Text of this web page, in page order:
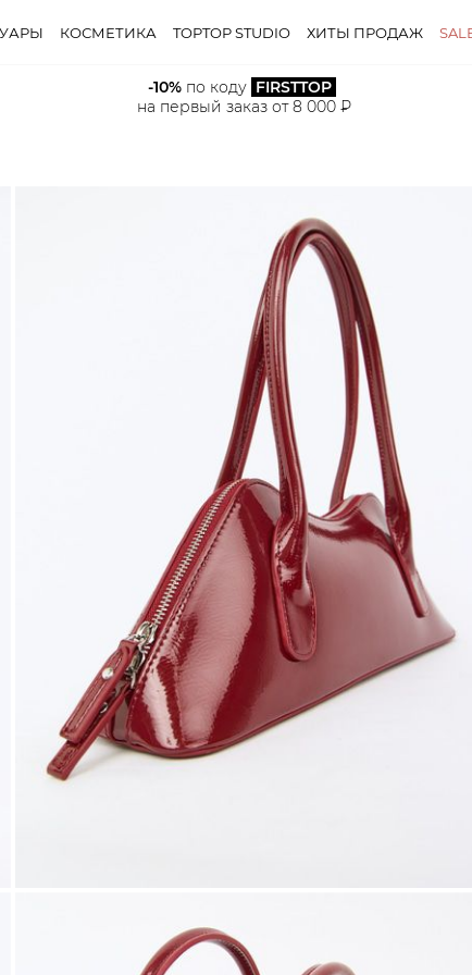
КОСМЕТИКА TOPTOP STUDIO ХИТЫ ПРОДАЖ
-10% по коду FIRSTTOP
на первый заказ от 8 000 ₽